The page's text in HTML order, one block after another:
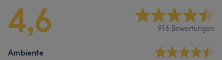
4,6 916 Bewertungen
Ambiente